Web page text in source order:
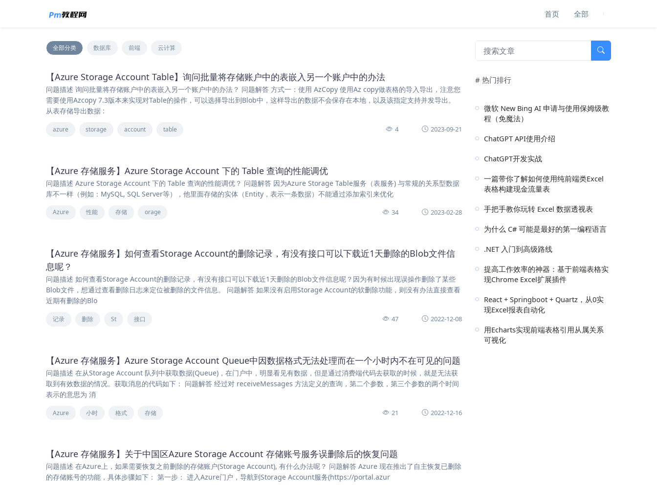
首页 全部
全部分类 数据库 前端 云计算
【Azure Storage Account Table】询问批量将存储账户中的表嵌入另一个账户中的办法
问题描述 询问批量将存储账户中的表嵌入另一个账户中的办法？ 问题解答 方式一：使用 AzCopy 使用Az copy做表格的导入导出，注意您
需要使用Azcopy 7.3版本来实现对Table的操作，可以选择导出到Blob中，这样导出的数据不会保存在本地，以及该指定支持并发导出。
从表存储导出数据 :
azure storage account table 4 2023-09-21
【Azure 存储服务】Azure Storage Account 下的 Table 查询的性能调优
问题描述 Azure Storage Account 下的 Table 查询的性能调优？ 问题解答 因为Azure Storage Table服务（表服务) 与常规的关系型数据
库不一样（例如：MySQL, SQL Server等），他里面存储的实体（Entity，表示一条数据）不能通过添加索引来优化
Azure 性能 存储 orage 34 2023-02-28
【Azure 存储服务】如何查看Storage Account的删除记录，有没有接口可以下载近1天删除的Blob文件信
息呢？
问题描述 如何查看Storage Account的删除记录，有没有接口可以下载近1天删除的Blob文件信息呢？因为有时候出现误操作删除了某些
Blob文件，想通过查看删除日志来定位被删除的文件信息。 问题解答 如果没有启用Storage Account的软删除功能，则没有办法直接查看
近期有删除的Blo
记录 删除 St 接口 47 2022-12-08
【Azure 存储服务】Azure Storage Account Queue中因数据格式无法处理而在一个小时内不在可见的问题
问题描述 在从Storage Account 队列中获取数据(Queue)，在门户中，明显看见有数据，但是通过消费端代码去获取的时候，就是无法获
取到有效数据的情况。获取消息的代码如下： 问题解答 经过对 receiveMessages 方法定义的查询，第二个参数，第三个参数的两个时间
表示的意思为 消
Azure 小时 格式 存储 21 2022-12-16
【Azure 存储服务】关于中国区Azure Storage Account 存储账号服务误删除后的恢复问题
问题描述 在Azure上，如果需要恢复之前删除的存储账户(Storage Account), 有什么办法呢？ 问题解答 Azure 现在推出了自主恢复已删除
的存储账号的功能，具体步骤如下： 第一步： 进入Azure门户，导航到Storage Account服务(https://portal.azur
# 热门排行
微软 New Bing AI 申请与使用保姆级教
程（免魔法）
ChatGPT API使用介绍
ChatGPT开发实战
一篇带你了解如何使用纯前端类Excel
表格构建现金流量表
手把手教你玩转 Excel 数据透视表
为什么 C# 可能是最好的第一编程语言
.NET 入门到高级路线
提高工作效率的神器：基于前端表格实
现Chrome Excel扩展插件
React + Springboot + Quartz，从0实
现Excel报表自动化
用Echarts实现前端表格引用从属关系
可视化